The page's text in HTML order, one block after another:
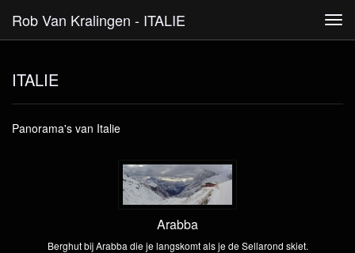
Rob Van Kralingen - ITALIE
ITALIE
Panorama's van Italie
Arabba
Berghut bij Arabba die je langskomt als je de Sellarond skiet.